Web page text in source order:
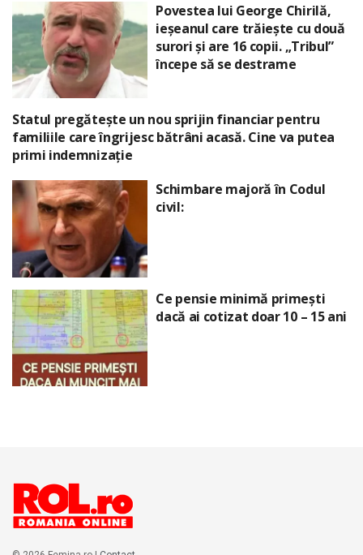
Povestea lui George Chirilă,
ieșeanul care trăiește cu două
surori și are 16 copii. „Tribul”
începe să se destrame
Statul pregătește un nou sprijin financiar pentru
familiile care îngrijesc bătrâni acasă. Cine va putea
primi indemnizație
Schimbare majoră în Codul
civil:
Ce pensie minimă primești
dacă ai cotizat doar 10 – 15 ani